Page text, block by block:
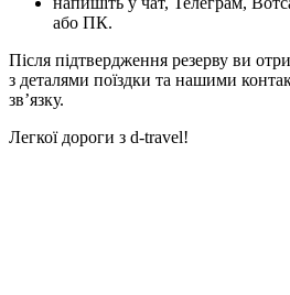
або ПК.
Після підтвердження резерву ви
з деталями поїздки та нашими
зв’язку.
Легкої дороги з d-travel!